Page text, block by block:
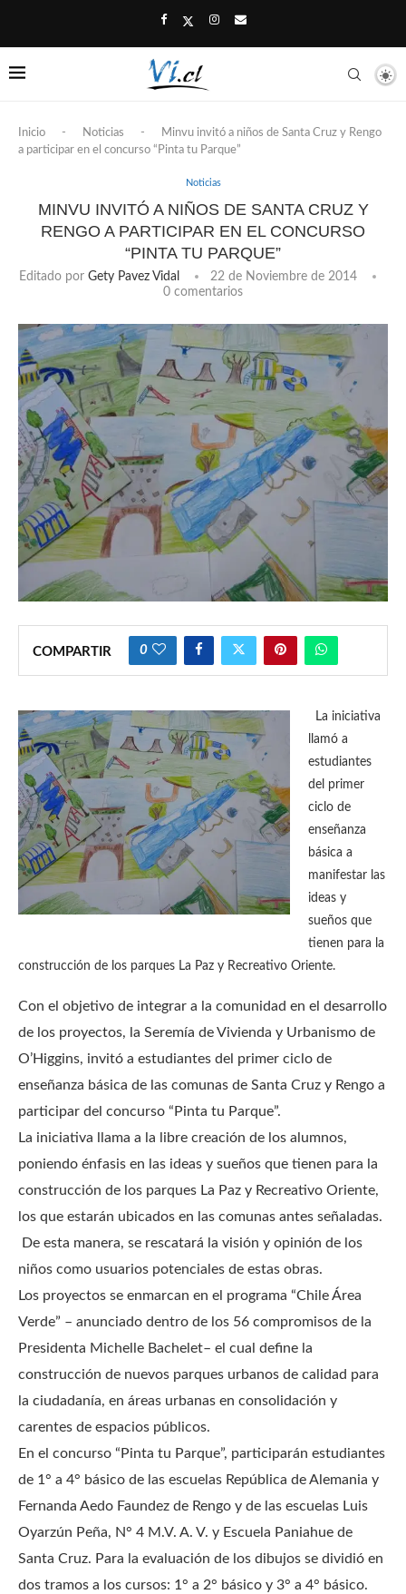
Inicio - Noticias -
Minvu invitó a niños de Santa Cruz y Rengo
a participar en el concurso “Pinta tu Parque”
Noticias
MINVU INVITÓ A NIÑOS DE SANTA CRUZ Y
RENGO A PARTICIPAR EN EL CONCURSO
“PINTA TU PARQUE”
Editado por Gety Pavez Vidal
22 de Noviembre de 2014
0 comentarios
COMPARTIR 0
La iniciativa
llamó a
estudiantes
del primer
ciclo de
enseñanza
básica a
manifestar las
ideas y
sueños que
tienen para la
construcción de los parques La Paz y Recreativo Oriente.
Con el objetivo de integrar a la comunidad en el desarrollo
de los proyectos, la Seremía de Vivienda y Urbanismo de
O’Higgins, invitó a estudiantes del primer ciclo de
enseñanza básica de las comunas de Santa Cruz y Rengo a
participar del concurso “Pinta tu Parque”.
La iniciativa llama a la libre creación de los alumnos,
poniendo énfasis en las ideas y sueños que tienen para la
construcción de los parques La Paz y Recreativo Oriente,
los que estarán ubicados en las comunas antes señaladas.
De esta manera, se rescatará la visión y opinión de los
niños como usuarios potenciales de estas obras.
Los proyectos se enmarcan en el programa “Chile Área
Verde” – anunciado dentro de los 56 compromisos de la
Presidenta Michelle Bachelet– el cual define la
construcción de nuevos parques urbanos de calidad para
la ciudadanía, en áreas urbanas en consolidación y
carentes de espacios públicos.
En el concurso “Pinta tu Parque”, participarán estudiantes
de 1° a 4° básico de las escuelas República de Alemania y
Fernanda Aedo Faundez de Rengo y de las escuelas Luis
Oyarzún Peña, N° 4 M.V. A. V. y Escuela Paniahue de
Santa Cruz. Para la evaluación de los dibujos se dividió en
dos tramos a los cursos: 1° a 2° básico y 3° a 4° básico.